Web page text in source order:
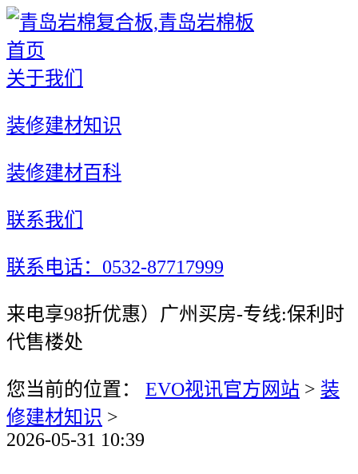
首页
关于我们
装修建材知识
装修建材百科
联系我们
联系电话：0532-87717999
来电享98折优惠）广州买房-专线:保利时
代售楼处
您当前的位置： EVO视讯官方网站 > 装
修建材知识 >
2026-05-31 10:39